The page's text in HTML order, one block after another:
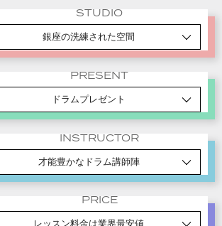
STUDIO
銀座の洗練された空間
PRESENT
ドラムプレゼント
INSTRUCTOR
才能豊かなドラム講師陣
PRICE